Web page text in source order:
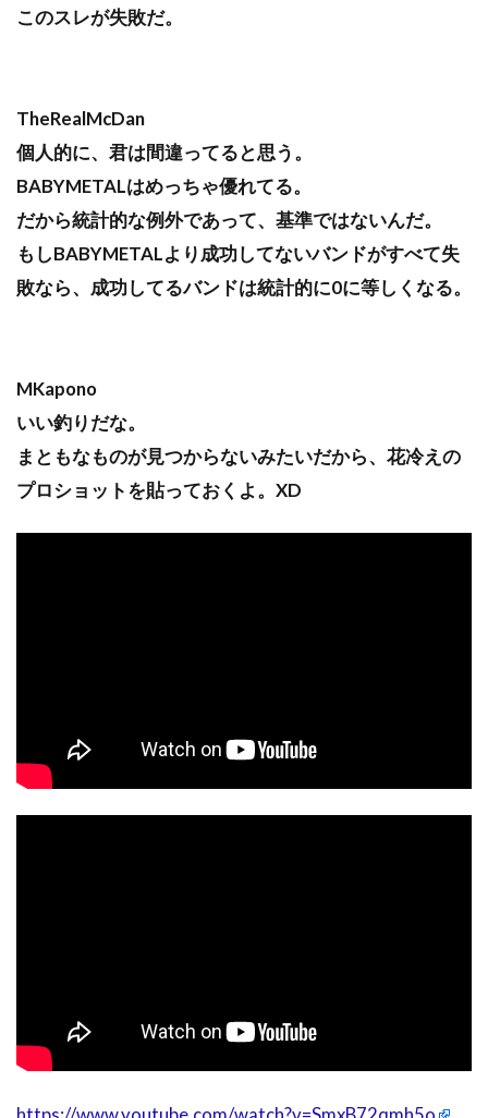
このスレが失敗だ。
TheRealMcDan
個人的に、君は間違ってると思う。
BABYMETALはめっちゃ優れてる。
だから統計的な例外であって、基準ではないんだ。
もしBABYMETALより成功してないバンドがすべて失
敗なら、成功してるバンドは統計的に0に等しくなる。
MKapono
いい釣りだな。
まともなものが見つからないみたいだから、花冷えの
プロショットを貼っておくよ。XD